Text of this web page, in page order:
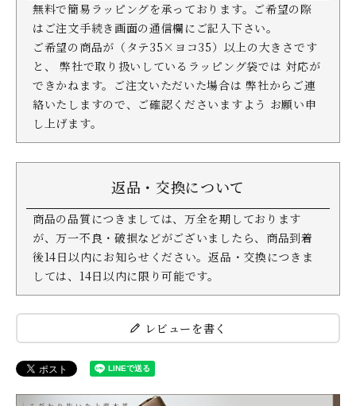
無料で簡易ラッピングを承っております。ご希望の際
はご注文手続き画面の通信欄にご記入下さい。
ご希望の商品が（タテ35×ヨコ35）以上の大きさです
と、 弊社で取り扱いしているラッピング袋では 対応が
できかねます。ご注文いただいた場合は 弊社からご連
絡いたしますので、ご確認くださいますよう お願い申
し上げます。
返品・交換について
商品の品質につきましては、万全を期しております
が、万一不良・破損などがございましたら、商品到着
後14日以内にお知らせください。返品・交換につきま
しては、14日以内に限り可能です。
レビューを書く